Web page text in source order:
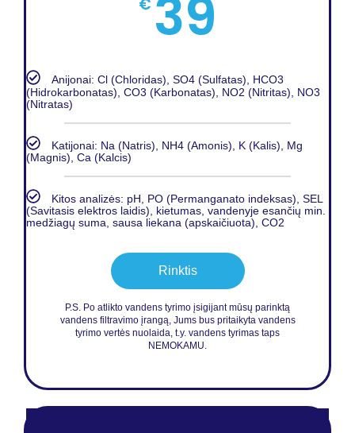
€ 39
Anijonai: Cl (Chloridas), SO4 (Sulfatas), HCO3
(Hidrokarbonatas), CO3 (Karbonatas), NO2 (Nitritas), NO3
(Nitratas)
Katijonai: Na (Natris), NH4 (Amonis), K (Kalis), Mg
(Magnis), Ca (Kalcis)
Kitos analizės: pH, PO (Permanganato indeksas), SEL
(Savitasis elektros laidis), kietumas, vandenyje esančių min.
medžiagų suma, sausa liekana (apskaičiuota), CO2
Rinktis
P.S. Po atlikto vandens tyrimo įsigijant mūsų parinktą
vandens filtravimo įrangą, Jums bus pritaikyta vandens
tyrimo vertės nuolaida, t.y. vandens tyrimas taps
NEMOKAMU.